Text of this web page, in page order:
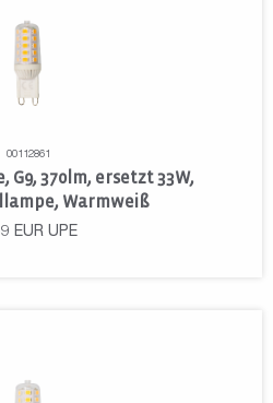
00112861
G9, 370lm, ersetzt 33W,
Warmweiß
EUR UPE